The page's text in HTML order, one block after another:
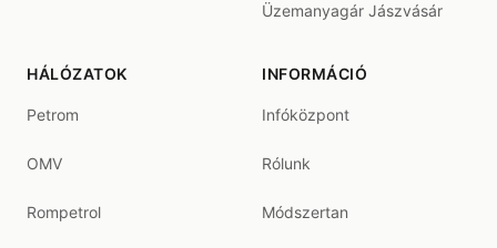
Üzemanyagár Jászvásár
HÁLÓZATOK
Petrom
OMV
Rompetrol
INFORMÁCIÓ
Infóközpont
Rólunk
Módszertan